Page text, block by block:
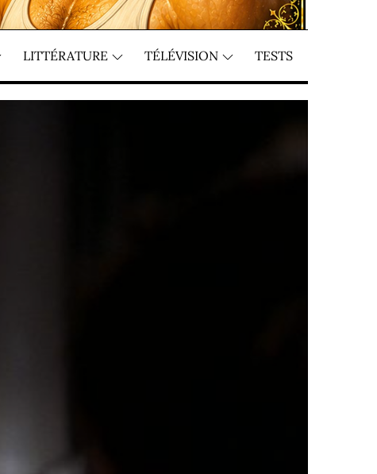
LITTÉRATURE TÉLÉVISION TESTS